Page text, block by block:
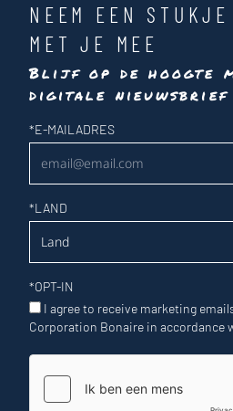
NEEM EEN
MET JE MEE
Blijf op de hoogte
digitale nieuwsbrief
Nieuwsbrief
*E-MAILADRES
*LAND
*OPT-IN
I agree to receive marketing
Corporation Bonaire in accordance